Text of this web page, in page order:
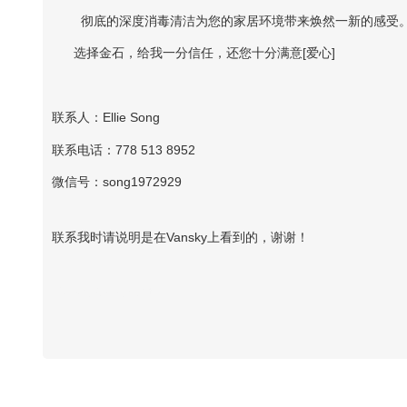
彻底的深度消毒清洁为您的家居环境带来焕然一新的感受
选择金石，给我一分信任，还您十分满意[爱心]
联系人：Ellie Song
联系电话：778 513 8952
微信号：song1972929
联系我时请说明是在Vansky上看到的，谢谢！